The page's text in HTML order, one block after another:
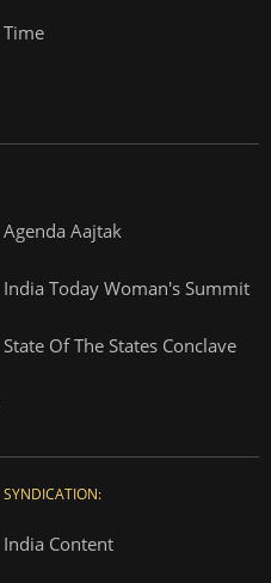
Time
Agenda Aajtak
India Today Woman's Summit
State Of The States Conclave
SYNDICATION:
India Content